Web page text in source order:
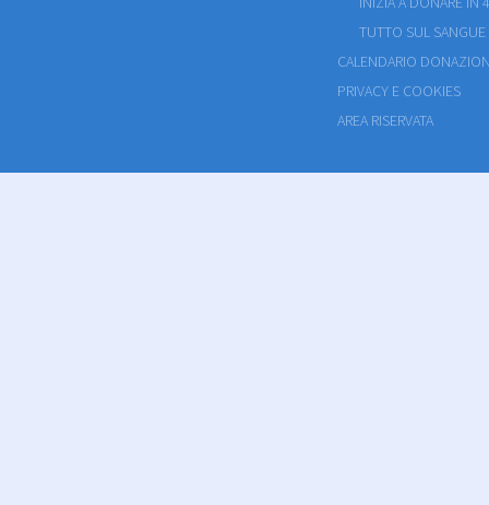
TUTTO SUL SANGUE
CALENDARIO
PRIVACY E COOKIES
AREA RISERVATA